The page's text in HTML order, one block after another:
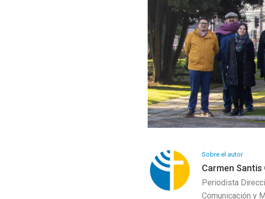
Sobre el autor
Carmen Santis
Periodista
Comunicación y